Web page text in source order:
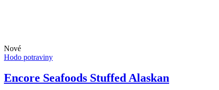
Nové
Hodo potraviny
Encore Seafoods Stuffed Alaskan